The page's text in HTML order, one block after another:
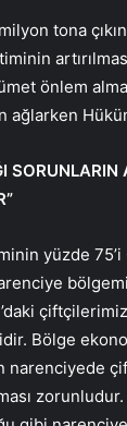
tona
önlem
SORUNLARIN
yüzde 75’i
Bölge
narenciyede
zorunludur.